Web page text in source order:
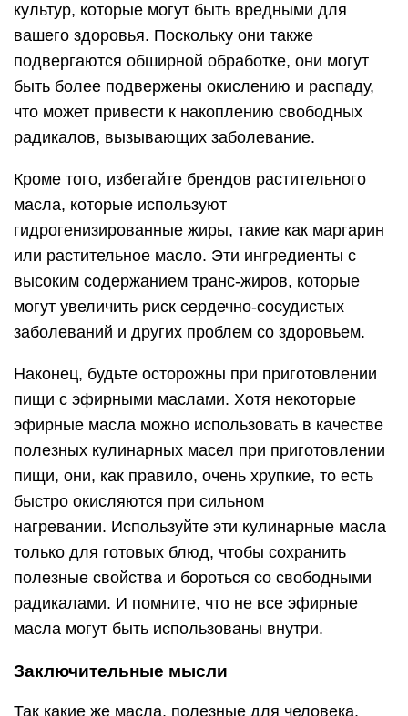
культур, которые могут быть вредными для
вашего здоровья. Поскольку они также
подвергаются обширной обработке, они могут
быть более подвержены окислению и распаду,
что может привести к накоплению свободных
радикалов, вызывающих заболевание.
Кроме того, избегайте брендов растительного
масла, которые используют
гидрогенизированные жиры, такие как маргарин
или растительное масло. Эти ингредиенты с
высоким содержанием транс-жиров, которые
могут увеличить риск сердечно-сосудистых
заболеваний и других проблем со здоровьем.
Наконец, будьте осторожны при приготовлении
пищи с эфирными маслами. Хотя некоторые
эфирные масла можно использовать в качестве
полезных кулинарных масел при приготовлении
пищи, они, как правило, очень хрупкие, то есть
быстро окисляются при сильном
нагревании. Используйте эти кулинарные масла
только для готовых блюд, чтобы сохранить
полезные свойства и бороться со свободными
радикалами. И помните, что не все эфирные
масла могут быть использованы внутри.
Заключительные мысли
Так какие же масла, полезные для человека,